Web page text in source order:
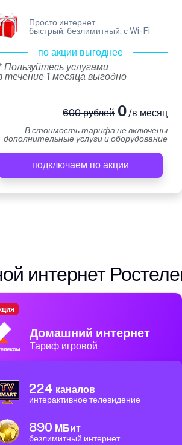
Просто интернет
быстрый, безлимитный, с Wi-Fi
по акции выгоднее
Пользуйтесь услугами
течение 1 месяца выгодно
600 рублей0/в месяц
В стоимость тарифа не включены
дополнительные услуги и оборудование
подключаем по акции
интернет
Домашний интернет
Тариф игровой
224 каналов
интерактивное телевидение
890 МБит
безлимитный интернет